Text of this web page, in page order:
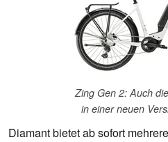
Zing Gen 2: Auch
in einer neuen
Diamant bietet ab sofort